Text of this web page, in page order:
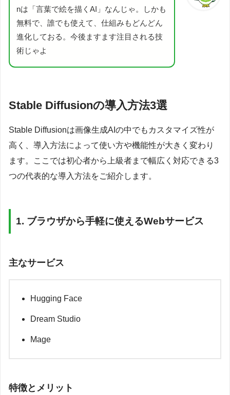
nは「言葉で絵を描くAI」なんじゃ。しかも
無料で、誰でも使えて、仕組みもどんどん
進化しておる。今後ますます注目される技
術じゃよ
Stable Diffusionの導入方法3選
Stable Diffusionは画像生成AIの中でもカスタマイズ性が
高く、導入方法によって使い方や機能性が大きく変わり
ます。ここでは初心者から上級者まで幅広く対応できる3
つの代表的な導入方法をご紹介します。
1. ブラウザから手軽に使えるWebサービス
主なサービス
Hugging Face
Dream Studio
Mage
特徴とメリット